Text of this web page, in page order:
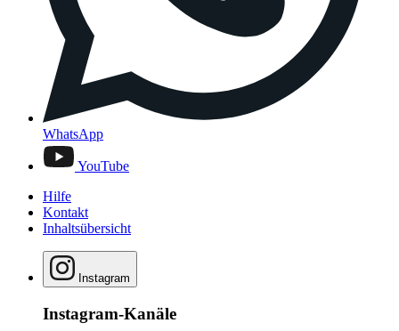
WhatsApp
YouTube
Hilfe
Kontakt
Inhaltsübersicht
Instagram
Instagram-Kanäle